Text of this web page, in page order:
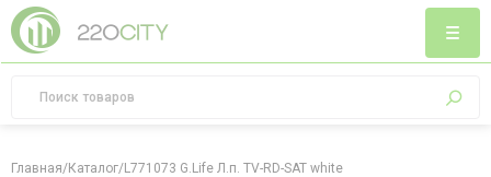
Главная/Каталог/L771073 G.Life Л.п. TV-RD-SAT white